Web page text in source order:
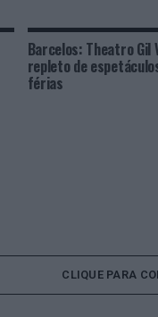
Barcelos: Theatro Gil
repleto de
férias
CLIQUE PARA